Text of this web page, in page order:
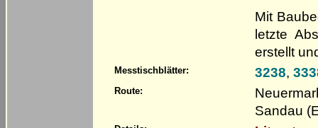
Mit
letzte
erstellt
Messtischblätter: 3238,
Route:
Sandau